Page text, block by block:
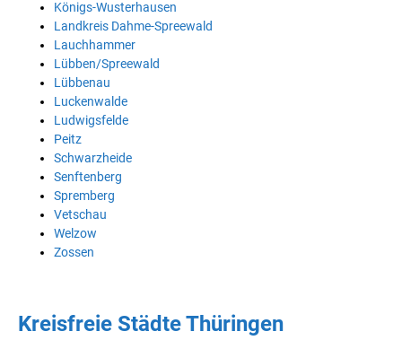
Königs-Wusterhausen
Landkreis Dahme-Spreewald
Lauchhammer
Lübben/Spreewald
Lübbenau
Luckenwalde
Ludwigsfelde
Peitz
Schwarzheide
Senftenberg
Spremberg
Vetschau
Welzow
Zossen
Kreisfreie Städte Thüringen